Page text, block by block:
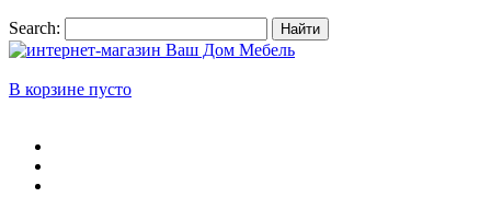
Search: Найти
В корзине пусто